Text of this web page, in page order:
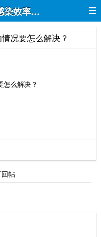
染效率不高的情况要怎
况要怎么解决？
怎么解决？
帖